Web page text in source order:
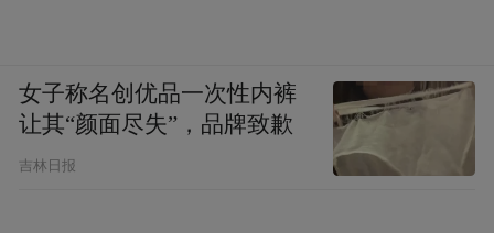
女子称名创优品一次性内裤
让其“颜面尽失”，品牌致歉
吉林日报